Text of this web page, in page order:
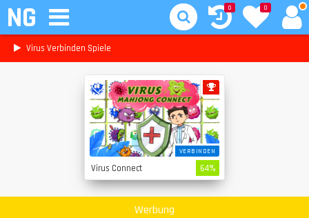
NG 0
0
Virus Verbinden Spiele
VERBINDEN
Virus Connect 64%
Werbung